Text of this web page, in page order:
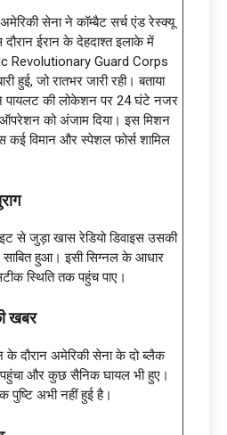
सेना ने कॉम्बैट सर्च एंड रेस्क्यू
ईरान के देहदाश्त इलाके में
Revolutionary Guard Corps
हुई, जो रातभर जारी रही। बताया
पायलट की लोकेशन पर 24 घंटे नजर
को अंजाम दिया। इस मिशन
कई विमान और स्पेशल फोर्स शामिल
से जुड़ा खास रेडियो डिवाइस उसकी
हुआ। इसी सिग्नल के आधार
स्थिति तक पहुंच पाए।
खबर
के दौरान अमेरिकी सेना के दो ब्लैक
और कुछ सैनिक घायल भी हुए।
पुष्टि अभी नहीं हुई है।